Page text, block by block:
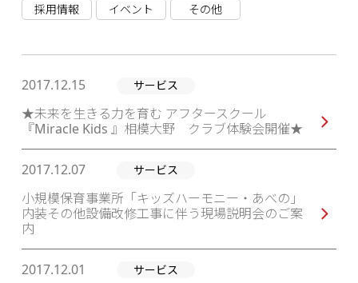
採用情報
イベント その他
2017.12.15 サービス
★未来を生きる力を育む アフタースクール
『Miracle Kids 』相模大野 クラブ体験会開催★
2017.12.07 サービス
小規模保育事業所「キッズハーモニー・あべの」
内装その他設備改修工事に伴う現場説明会のご案
内
2017.12.01 サービス